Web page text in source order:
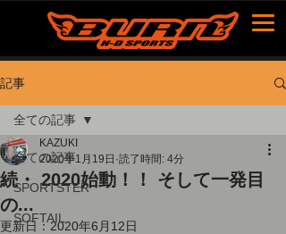
記事
全ての記事
SPORTSTER
SOFTAIL
全ての記事
続・ 2020始動！！ そして一発目
の...
KAZUKI
2020年1月19日 読了時間: 4分
更新日：2020年6月12日